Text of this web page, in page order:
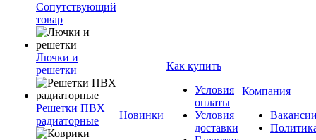
Сопутствующий
товар
Лючки и
решетки
Решетки ПВХ
радиаторные
Новинки
Как купить
Условия
оплаты
Условия
доставки
Компания